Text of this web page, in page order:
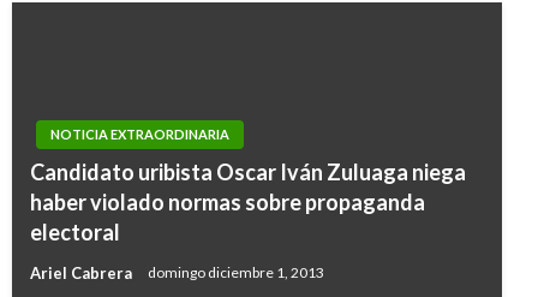
NOTICIA EXTRAORDINARIA
Candidato uribista Oscar Iván Zuluaga niega
haber violado normas sobre propaganda
electoral
Ariel Cabrera domingo diciembre 1, 2013